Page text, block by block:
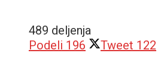
489 deljenja
Podeli 196 Tweet 122